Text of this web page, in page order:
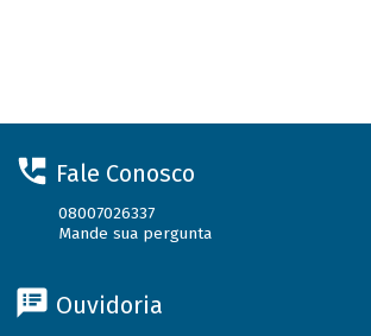
Fale Conosco
08007026337
Mande sua pergunta
Ouvidoria